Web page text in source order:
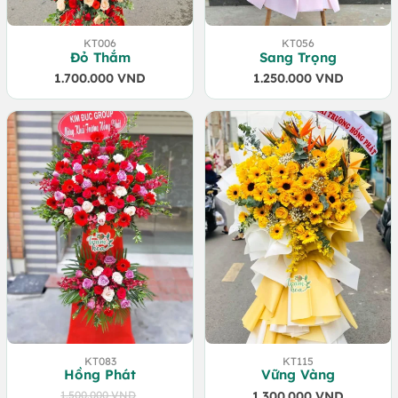
KT006
Đỏ Thắm
1.700.000 VND
KT056
Sang Trọng
1.250.000 VND
KT083
Hồng Phát
1.500.000VND
KT115
Vững Vàng